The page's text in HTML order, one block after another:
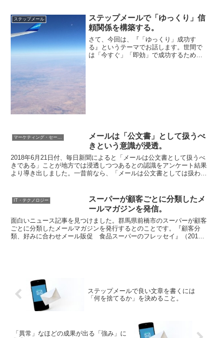
に、「メールは古い」「ステップメール
は...
ステップメール
ステップメールで「ゆっくり」信
頼関係を構築する。
さて、今回は、『「ゆっくり」成功す
る』というテーマでお話します。世間で
は「今すぐ」「即効」で成功するための
メールは「公文書」として扱うべ
きという意識が浸透。
2018年6月21日付、毎日新聞によると「メールは公文書として扱うべ
きである」ことが地方では浸透しつつあるとの認識をアンケート結果
より導き出しました。一昔前なら、「メールは公文書としては扱わな
IT・テクノロジー
スーパーが顧客ごとに分類したメ
ールマガジンを発信。
面白いニュース記事を見つけました。群馬県前橋市のスーパーが顧客
ごとに分類したメールマガジンを発行するとのことです。『顧客分
類、好みに合わせメール販促 食品スーパーのフレッセイ』（2011
ステップメールで良い文章を書くには
「何を捨てるか」を決めること。
「異常」なほどの成果が出る「強み」に